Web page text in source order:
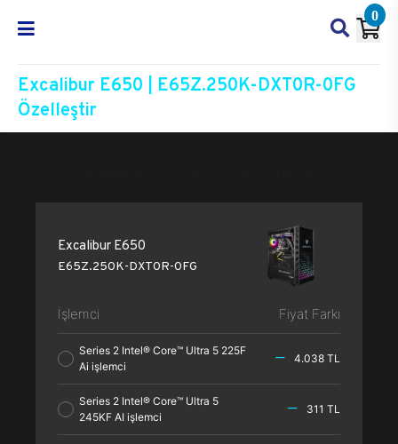
0
Excalibur E650 | E65Z.250K-DXT0R-0FG
Özelleştir
Excalibur E650
E65Z.250K-DXT0R-0FG
İşlemci Fiyat Farkı
Series 2 Intel® Core™ Ultra 5 225F
Ai işlemci
4.038 TL
Series 2 Intel® Core™ Ultra 5
245KF AI işlemci
311 TL